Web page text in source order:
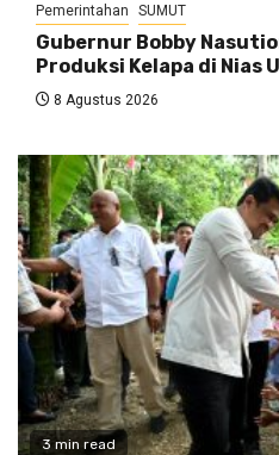
Pemerintahan SUMUT
Gubernur Bobby
Produksi Kelapa di Nias
8 Agustus 2026
3 min read